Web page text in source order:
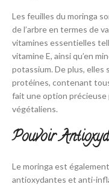
Les feuilles du moringa
de l’arbre en termes de
vitamines essentielles
vitamine E, ainsi qu’en
potassium. De plus,
protéines, contenant
fait une option
végétaliens.
Pouvoir
Le moringa est
antioxydantes et anti-